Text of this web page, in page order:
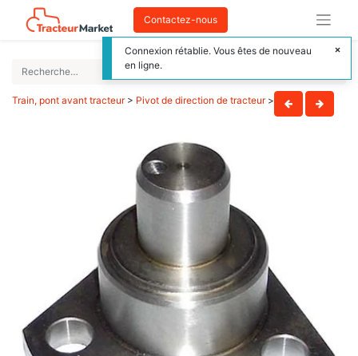
Contactez-nous
Train, pont avant tracteur> Pivot de direction de tracteur>
Connexion rétablie. Vous êtes de nouveau
en ligne.